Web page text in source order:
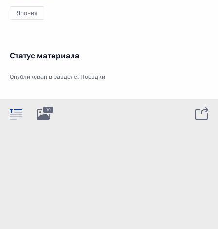
Япония
Статус материала
Опубликован в разделе: Поездки
30